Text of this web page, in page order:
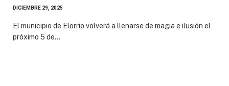
DICIEMBRE 29, 2025
El municipio de Elorrio volverá a llenarse de magia e ilusión el
próximo 5 de…